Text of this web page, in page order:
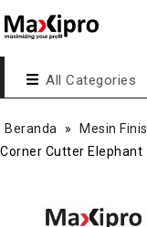
All Categories
Beranda » Mesin
Corner Cutter Elephant